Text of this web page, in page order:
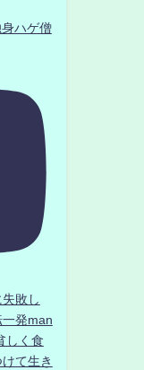
ハゲ僧
敗し
発man
しく食
て生き